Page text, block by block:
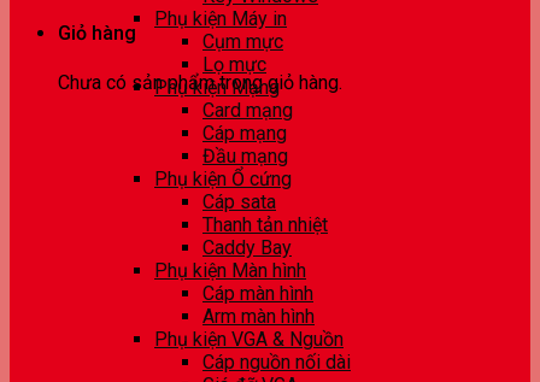
Giỏ hàng
Chưa có sản phẩm trong giỏ hàng.
Phụ kiện Máy in
Cụm mực
Lọ mực
Phụ kiện Mạng
Card mạng
Cáp mạng
Đầu mạng
Phụ kiện Ổ cứng
Cáp sata
Thanh tản nhiệt
Caddy Bay
Phụ kiện Màn hình
Cáp màn hình
Arm màn hình
Phụ kiện VGA & Nguồn
Cáp nguồn nối dài